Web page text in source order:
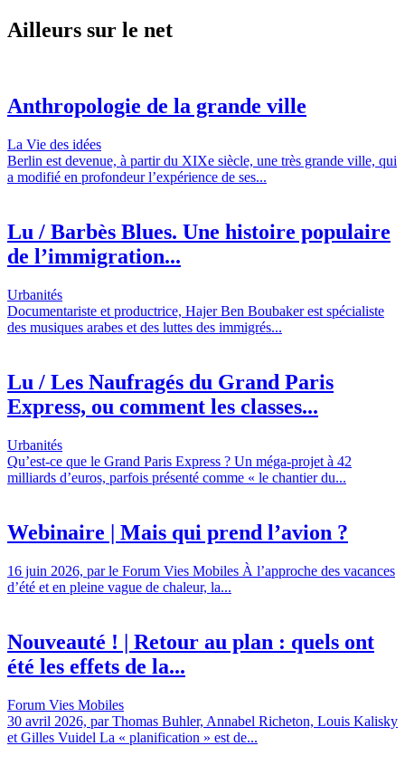
Ailleurs sur le net
Anthropologie de la grande ville
La Vie des idées
Berlin est devenue, à partir du XIXe siècle, une très grande ville, qui
a modifié en profondeur l’expérience de ses...
Lu / Barbès Blues. Une histoire populaire
de l’immigration...
Urbanités
Documentariste et productrice, Hajer Ben Boubaker est spécialiste
des musiques arabes et des luttes des immigrés...
Lu / Les Naufragés du Grand Paris
Express, ou comment les classes...
Urbanités
Qu’est-ce que le Grand Paris Express ? Un méga-projet à 42
milliards d’euros, parfois présenté comme « le chantier du...
Webinaire | Mais qui prend l’avion ?
16 juin 2026, par le Forum Vies Mobiles À l’approche des vacances
d’été et en pleine vague de chaleur, la...
Nouveauté ! | Retour au plan : quels ont
été les effets de la...
Forum Vies Mobiles
30 avril 2026, par Thomas Buhler, Annabel Richeton, Louis Kalisky
et Gilles Vuidel La « planification » est de...